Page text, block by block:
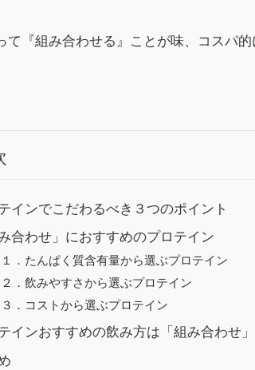
て『組み合わせる』ことが味、コスパ
インでこだわるべき３つのポイント
み合わせ」におすすめのプロテイン
１．たんぱく質含有量から選ぶプロテイン
２．飲みやすさから選ぶプロテイン
３．コストから選ぶプロテイン
インおすすめの飲み方は「組み合わせ」